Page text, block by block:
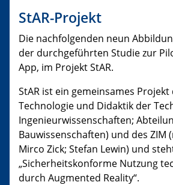
StAR-Projekt
Die nachfolgenden neun
der durchgeführten Studie zur
App, im Projekt StAR.
StAR ist ein gemeinsames Projekt
Technologie und Didaktik der
Ingenieurwissenschaften;
Bauwissenschaften) und des ZIM
Mirco Zick; Stefan Lewin) und
„Sicherheitskonforme Nutzung
durch Augmented Reality“.